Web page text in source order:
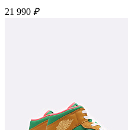
21 990 ₽